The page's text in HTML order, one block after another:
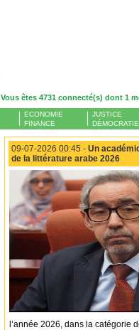
Vous êtes 4731 connecté(s) dont 1
ECONOMIE
FINANCE
JUSTICE
DÉMOCRATIE
09-07-2026 00:45 - Un
de la littérature arabe 2026
l’année 2026, dans la catégorie